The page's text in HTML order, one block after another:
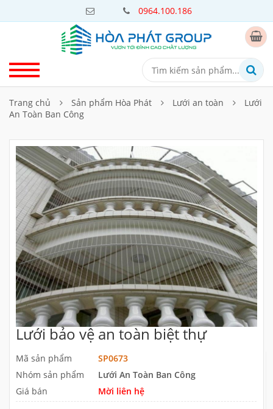
0964.100.186
Trang chủ Sản phẩm Hòa Phát Lưới an toàn
Lưới
An Toàn Ban Công
Lưới bảo vệ an toàn biệt thự
Mã sản phẩm
SP0673
Nhóm sản phẩm
Lưới An Toàn Ban Công
Giá bán
Mời liên hệ